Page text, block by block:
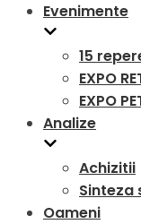
Evenimente
15
EXPO
EXPO
Analize
Achizitii
Sinteza
Oameni